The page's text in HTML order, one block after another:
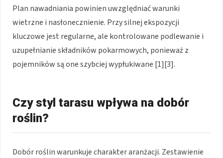
Plan nawadniania powinien uwzględniać warunki
wietrzne i nasłonecznienie. Przy silnej ekspozycji
kluczowe jest regularne, ale kontrolowane podlewanie i
uzupełnianie składników pokarmowych, ponieważ z
pojemników są one szybciej wypłukiwane [1][3].
Czy styl tarasu wpływa na dobór
roślin?
Dobór roślin warunkuje charakter aranżacji. Zestawienie